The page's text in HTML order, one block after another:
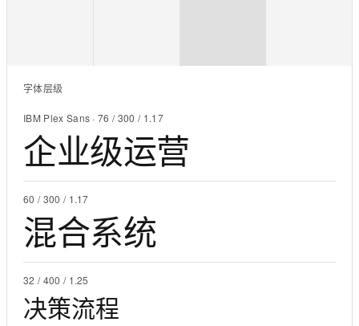
字体层级
IBM Plex Sans · 76 / 300 / 1.17
企业级运营
60 / 300 / 1.17
混合系统
32 / 400 / 1.25
决策流程